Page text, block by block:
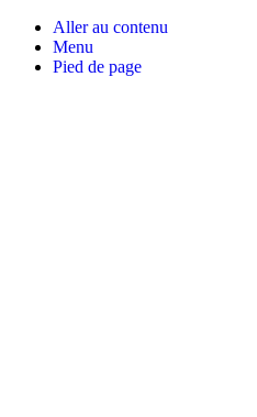
Aller au contenu
Menu
Pied de page